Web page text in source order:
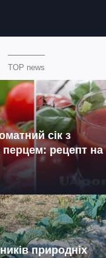
TOP news
сік з
рецепт на
природніх